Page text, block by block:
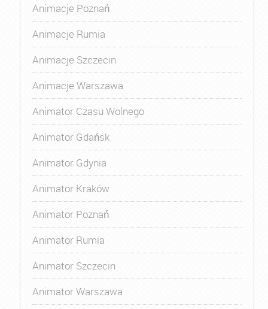
Animacje Poznań
Animacje Rumia
Animacje Szczecin
Animacje Warszawa
Animator Czasu Wolnego
Animator Gdańsk
Animator Gdynia
Animator Kraków
Animator Poznań
Animator Rumia
Animator Szczecin
Animator Warszawa